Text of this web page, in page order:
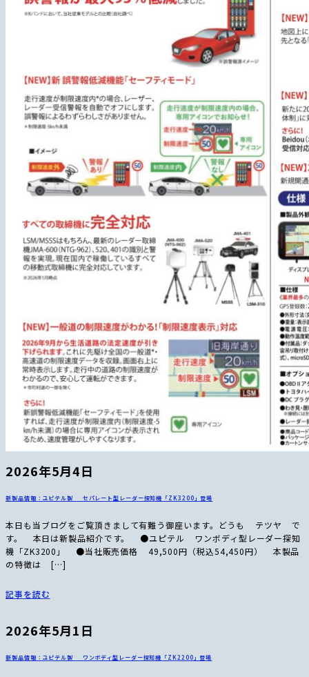
2026年5月4日
新製品情報：ユピテル製 セパレート型レーダー探知機「ZK3200」登場
本日も当ブログをご覧頂きまして有難う御座います。どうも テツヤ で
す。 本日は新製品紹介です。 ●ユピテル ワンボディ型レーダー探知
機「ZK3200」 ●当社販売価格 49,500円（税込54,450円） 本製品
の特徴は […]
記事を読む
2026年5月1日
新製品情報：ユピテル製 ワンボディ型レーダー探知機「ZK2200」登場